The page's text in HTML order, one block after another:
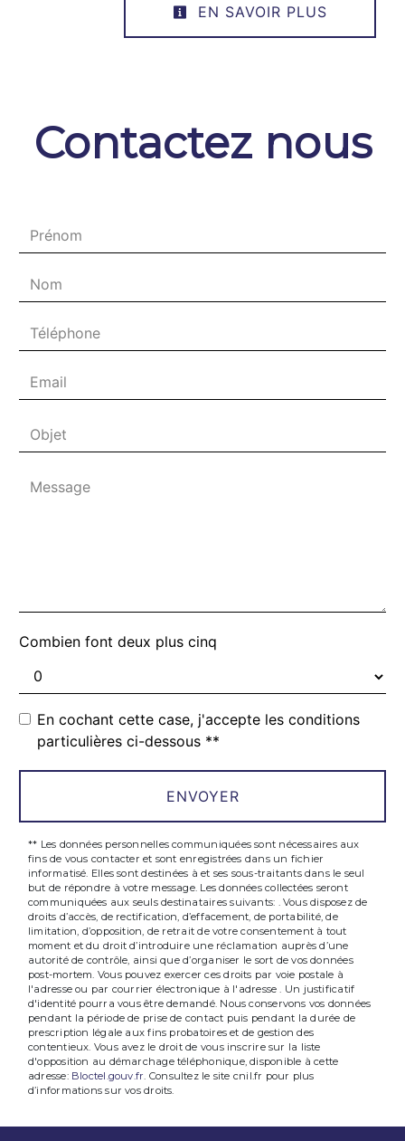
EN SAVOIR PLUS
Contactez nous
Combien font deux plus cinq
En cochant cette case, j'accepte les conditions
particulières ci-dessous **
ENVOYER
** Les données personnelles communiquées sont nécessaires aux
fins de vous contacter et sont enregistrées dans un fichier
informatisé. Elles sont destinées à et ses sous-traitants dans le seul
but de répondre à votre message. Les données collectées seront
communiquées aux seuls destinataires suivants: . Vous disposez de
droits d’accès, de rectification, d’effacement, de portabilité, de
limitation, d’opposition, de retrait de votre consentement à tout
moment et du droit d’introduire une réclamation auprès d’une
autorité de contrôle, ainsi que d’organiser le sort de vos données
post-mortem. Vous pouvez exercer ces droits par voie postale à
l'adresse ou par courrier électronique à l'adresse . Un justificatif
d'identité pourra vous être demandé. Nous conservons vos données
pendant la période de prise de contact puis pendant la durée de
prescription légale aux fins probatoires et de gestion des
contentieux. Vous avez le droit de vous inscrire sur la liste
d'opposition au démarchage téléphonique, disponible à cette
adresse: Bloctel.gouv.fr. Consultez le site cnil.fr pour plus
d’informations sur vos droits.